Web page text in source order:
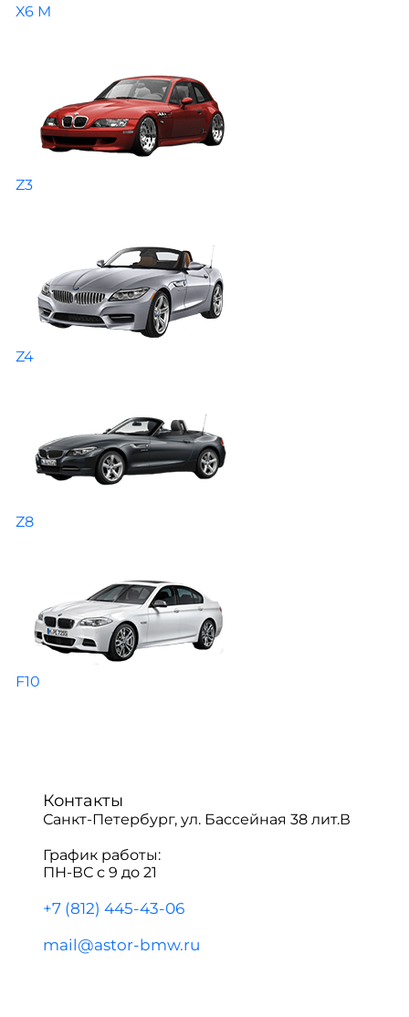
X6 M
Z3
Z4
Z8
F10
Контакты
Санкт-Петербург, ул. Бассейная 38 лит.В
График работы:
ПН-ВС с 9 до 21
+7 (812) 445-43-06
mail@astor-bmw.ru